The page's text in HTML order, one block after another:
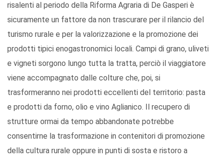
risalenti al periodo della Riforma Agraria di De Gasperi è
sicuramente un fattore da non trascurare per il rilancio del
turismo rurale e per la valorizzazione e la promozione dei
prodotti tipici enogastronomici locali. Campi di grano, uliveti
e vigneti sorgono lungo tutta la tratta, perciò il viaggiatore
viene accompagnato dalle colture che, poi, si
trasformeranno nei prodotti eccellenti del territorio: pasta
e prodotti da forno, olio e vino Aglianico. Il recupero di
strutture ormai da tempo abbandonate potrebbe
consentirne la trasformazione in contenitori di promozione
della cultura rurale oppure in punti di sosta e ristoro a